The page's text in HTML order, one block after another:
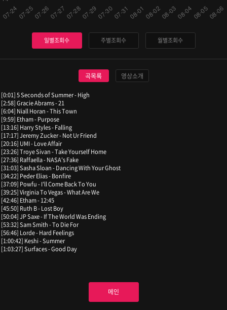
일별조회수 주별조회수 월별조회수
곡목록 영상소개
[0:01] 5 Seconds of Summer - High
[2:58] Gracie Abrams - 21
[6:04] Niall Horan - This Town
[9:59] Etham - Purpose
[13:16] Harry Styles - Falling
[17:17] Jeremy Zucker - Not Ur Friend
[20:16] UMI - Love Affair
[23:26] Troye Sivan - Take Yourself Home
[27:36] Raffaella - NASA's Fake
[31:03] Sasha Sloan - Dancing With Your Ghost
[34:22] Peder Elias - Bonfire
[37:09] Powfu - I'll Come Back To You
[39:25] Virginia To Vegas - What Are We
[42:46] Etham - 12:45
[45:50] Ruth B - Lost Boy
[50:04] JP Saxe - If The World Was Ending
[53:32] Sam Smith - To Die For
[56:46] Lorde - Hard Feelings
[1:00:42] Keshi - Summer
[1:03:27] Surfaces - Good Day
메인